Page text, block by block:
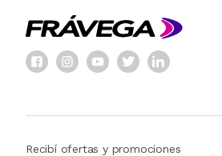
Recibí ofertas y promociones